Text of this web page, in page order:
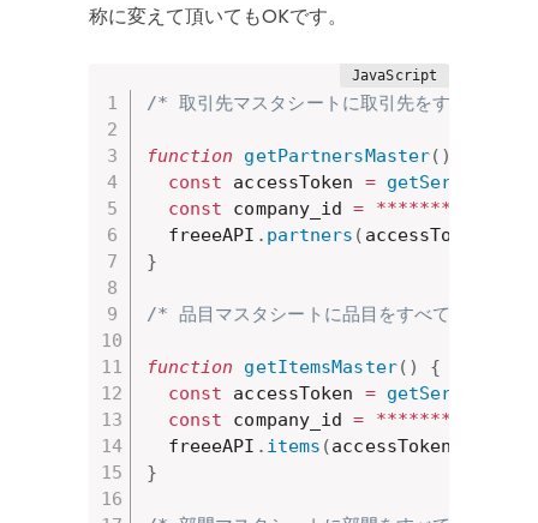
称に変えて頂いてもOKです。
/* 取引先マスタシートに取引先をすべて取
function getPartnersMaster( )
const accessToken = getService
const company_id = *******
  freeeAPI
. partners ( accessToken
}
/* 品目マスタシートに品目をすべて取得す
function getItemsMaster( )
{
const accessToken = getService
const company_id = *******
  freeeAPI
. items (accessToken
}